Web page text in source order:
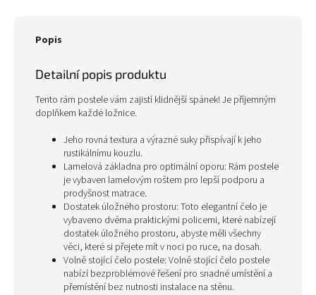
Popis
Detailní popis produktu
Tento rám postele vám zajistí klidnější spánek! Je příjemným
doplňkem každé ložnice.
Jeho rovná textura a výrazné suky přispívají k jeho
rustikálnímu kouzlu.
Lamelová základna pro optimální oporu: Rám postele
je vybaven lamelovým roštem pro lepší podporu a
prodyšnost matrace.
Dostatek úložného prostoru: Toto elegantní čelo je
vybaveno dvěma praktickými policemi, které nabízejí
dostatek úložného prostoru, abyste měli všechny
věci, které si přejete mít v noci po ruce, na dosah.
Volně stojící čelo postele: Volně stojící čelo postele
nabízí bezproblémové řešení pro snadné umístění a
přemístění bez nutnosti instalace na stěnu.